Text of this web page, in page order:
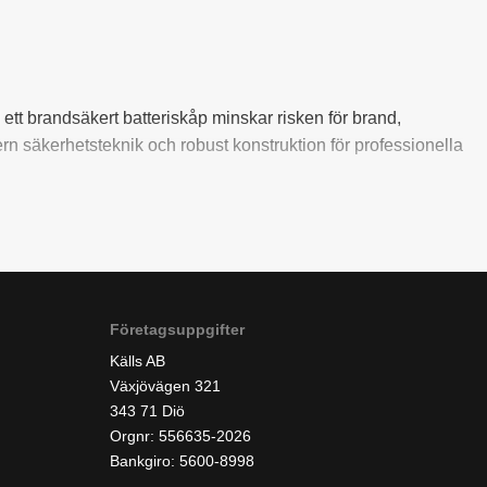
brandsäkert batteriskåp minskar risken för brand,
säkerhetsteknik och robust konstruktion för professionella
Oavsett om du behöver ett mindre laddskåp för
batteriskåp med modern säkerhetsteknik och robust
förvaring eller laddning kan innebära ökad brandrisk
Företagsuppgifter
Källs AB
Växjövägen 321
343 71 Diö
Orgnr: 556635-2026
Bankgiro: 5600-8998